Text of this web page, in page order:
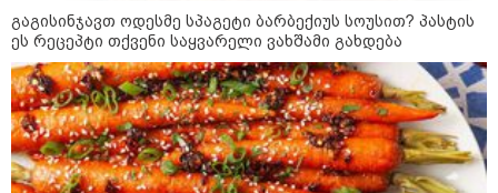
"ეს უზნეო გზა
ხელისუფლებისთვის ცუდად
მთავრდება ხოლმე“
გაგისინჯავთ ოდესმე სპაგეტი ბარბექიუს სოუსით? პასტის
ეს რეცეპტი თქვენი საყვარელი ვახშამი გახდება